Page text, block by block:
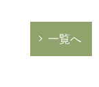
一覧へ